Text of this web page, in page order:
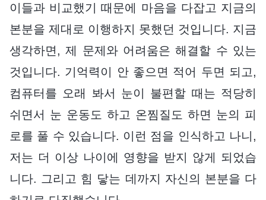
이들과 비교했기 때문에 마음을 다잡고 지금의
본분을 제대로 이행하지 못했던 것입니다. 지금
생각하면, 제 문제와 어려움은 해결할 수 있는
것입니다. 기억력이 안 좋으면 적어 두면 되고,
컴퓨터를 오래 봐서 눈이 불편할 때는 적당히
쉬면서 눈 운동도 하고 온찜질도 하면 눈의 피
로를 풀 수 있습니다. 이런 점을 인식하고 나니,
저는 더 이상 나이에 영향을 받지 않게 되었습
니다. 그리고 힘 닿는 데까지 자신의 본분을 다